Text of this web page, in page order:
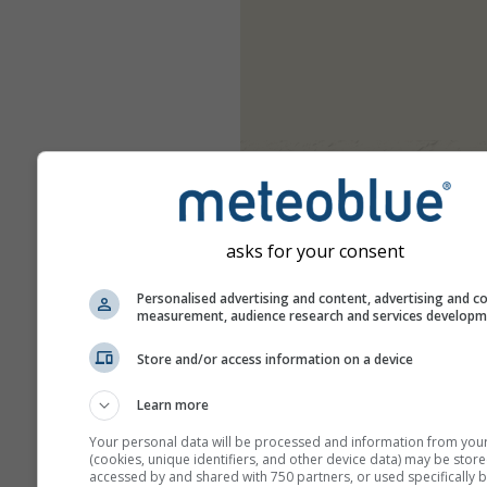
asks for your consent
Personalised advertising and content, advertising and
measurement, audience research and services
Store and/or access information on a device
Learn more
Your personal data will be processed and information from
(cookies, unique identifiers, and other device data) may be
accessed by and shared with 750 partners, or used specifically